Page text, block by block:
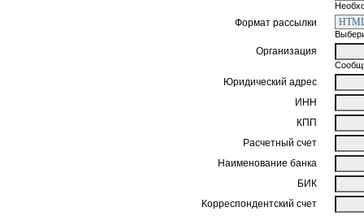
Формат рассылки
Организация
Юридический адрес
ИНН
КПП
Расчетный счет
Наименование банка
БИК
Корреспондентский счет